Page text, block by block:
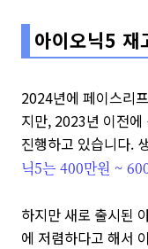
아이오닉5 재
2024년에 페이스리
지만, 2023년 이전에
진행하고 있습니다.
닉5는 400만원 ~
하지만 새로 출시된
에 저렴하다고 해서